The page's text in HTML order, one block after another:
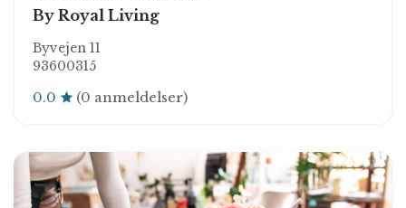
By Royal Living
Byvejen 11
93600315
0.0 (0 anmeldelser)